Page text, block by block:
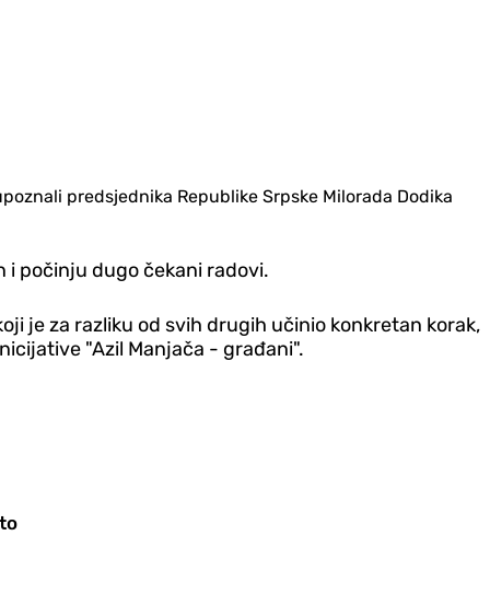
predsjednika Republike Srpske Milorada Dodika
i počinju dugo čekani radovi.
je za razliku od svih drugih učinio konkretan korak,
"Azil Manjača - građani".